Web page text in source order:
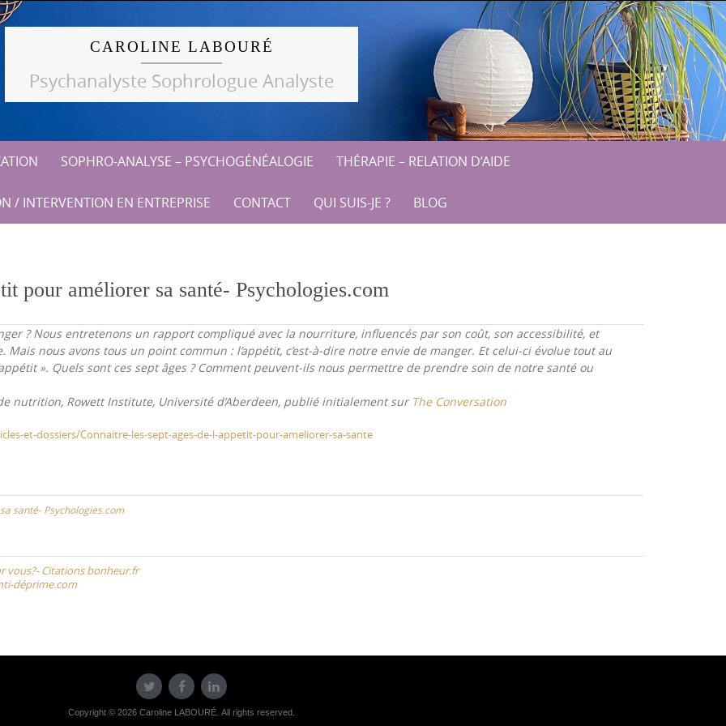
CAROLINE LABOURÉ
Psychanalyste Sophrologue Analyste
SOPHRO-ANALYSE – PSYCHOGÉNÉALOGIE THÉRAPIE – RELATION D’AIDE
/ INTERVENTION EN ENTREPRISE CONTACT QUI SUIS-JE ? BLOG
pour améliorer sa santé- Psychologies.com
? Nous entretenons un rapport compliqué avec la nourriture, influencés par son coût, son accessibilité, et
nous avons tous un point commun : l’appétit, c’est-à-dire notre envie de manger. Et celui-ci évolue tout au
». Quels sont ces sept âges ? Comment peuvent-ils nous permettre de prendre soin de notre santé ou
nutrition, Rowett Institute, Université d’Aberdeen, publié initialement sur The Conversation
et-dossiers/Connaitre-les-sept-ages-de-l-appetit-pour-ameliorer-sa-sante
santé- Psychologies.com
vous?- Citations bonheur.fr
déprime.com
Copyright © 2026 Caroline LABOURÉ. All rights reserved.